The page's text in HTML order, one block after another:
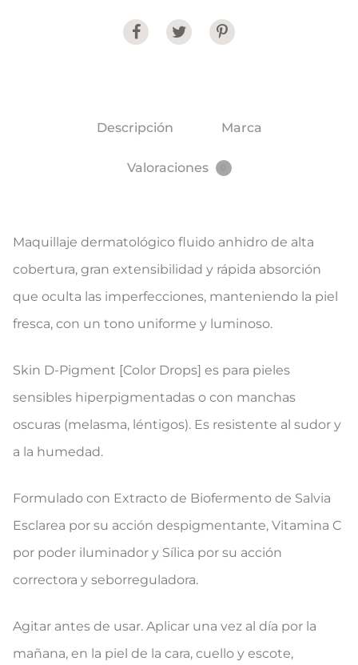
Share
Descripción Marca
Valoraciones
Maquillaje dermatológico fluido anhidro de alta
cobertura, gran extensibilidad y rápida absorción
que oculta las imperfecciones, manteniendo la piel
fresca, con un tono uniforme y luminoso.
Skin D-Pigment [Color Drops] es para pieles
sensibles hiperpigmentadas o con manchas
oscuras (melasma, léntigos). Es resistente al sudor y
a la humedad.
Formulado con Extracto de Biofermento de Salvia
Esclarea por su acción despigmentante, Vitamina C
por poder iluminador y Sílica por su acción
correctora y seborreguladora.
Agitar antes de usar. Aplicar una vez al día por la
mañana, en la piel de la cara, cuello y escote,